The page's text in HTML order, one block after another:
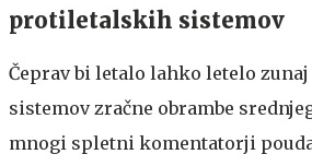
protiletalskih sistemov
Čeprav bi letalo lahko letelo
sistemov zračne obrambe
mnogi spletni komentatorji